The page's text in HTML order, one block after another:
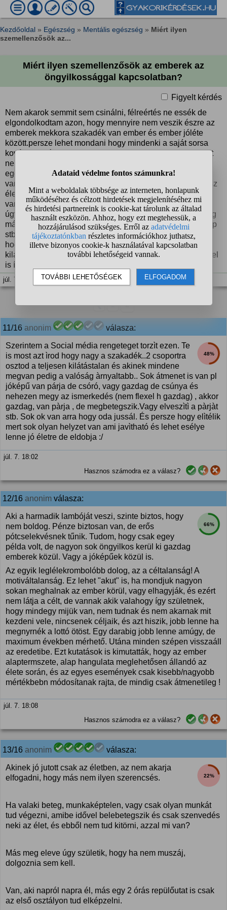
Kezdőoldal » Egészség » Mentális egészség » Miért ilyen
szemellenzősök az...
Miért ilyen szemellenzősök az emberek az
öngyilkossággal kapcsolatban?
Figyelt kérdés
Nem akarok semmit sem csinálni, félreértés ne essék de
elgondolkodtam azon, hogy mennyire nem veszik észre az
emberek mekkora szakadék van ember és ember jóléte
között.persze lehet mondani hogy mindenki a saját sorsa
kovácsa, azért valljuk be van akinek csak megszületni volt
nehéz.jómódú család, jóképű,párja van, barátai,
egészséges (ja persze, lehet mondani hogy mindenkinek
van baja,a szint nagyon nem ugyanaz).van aki pedig egész
életében nyomorog, halmozottan hátrányos helyzetben
van,nyűglődik egész nyomorult életében.mégis ha utóbbi
úgy dönt, hogy neki ez nem élet,jönnek azzal, hogy bezzeg
más meg szeretne élni,meg értékelné az életet,az élet szép
stb.miért ilyen képmutatóak az emberek és veszik észre
hogy egyszerűen nem mindenki élete szép és rengeteg
kilátástalan sors van?miert kell még ezeket az embereket el
is ítélni?
júl. 7. 15:09
❮ 1 2
11/16 anonim válasza:
48%
Szerintem a Social média rengeteget torzìt ezen. Te
is most azt ìrod hogy nagy a szakadék..2 csoportra
osztod a teljesen kilátástalan és akinek mindene
megvan pedig a valóság àrnyaltabb.. Sok átmenet is van pl
jóképű van párja de csóró, vagy gazdag de csúnya és
nehezen megy az ismerkedés (nem flexel h gazdag) , akkor
gazdag, van pàrja , de megbetegszik.Vagy elveszìtì a pàrjàt
stb. Sok ok van arra hogy oda jussál. És persze hogy elìtélik
mert sok olyan helyzet van ami javìtható és lehet esélye
lenne jó életre de eldobja :/
júl. 7. 18:02
Hasznos számodra ez a válasz?
12/16 anonim válasza:
66%
Aki a harmadik lambóját veszi, szinte biztos, hogy
nem boldog. Pénze biztosan van, de erős
pótcselekvésnek tűnik. Tudom, hogy csak egey
példa volt, de nagyon sok öngyilkos kerül ki gazdag
emberek közül. Vagy a jóképűek közül is.
Az egyik leglélekrombolóbb dolog, az a céltalanság! A
motiváltalanság. Ez lehet "akut" is, ha mondjuk nagyon
sokan meghalnak az ember körül, vagy elhagyják, és ezért
nem látja a célt, de vannak akik valahogy így születnek,
hogy mindegy mijük van, nem tudnak és nem akarnak mit
kezdeni vele, nincsenek céljaik, és azt hiszik, jobb lenne ha
megnyrnék a lottó ötöst. Egy darabig jobb lenne amúgy, de
maximum években mérhető. Utána minden szépen visszaáll
az eredetibe. Ezt kutatások is kimutatták, hogy az ember
alaptermszete, alap hangulata meglehetősen állandó az
élete során, és az egyes események csak kisebb/nagyobb
mértékbebn módosítanak rajta, de mindig csak átmenetileg !
júl. 7. 18:08
Hasznos számodra ez a válasz?
13/16 anonim válasza:
22%
Akinek jó jutott csak az életben, az nem akarja
elfogadni, hogy más nem ilyen szerencsés.
Ha valaki beteg, munkaképtelen, vagy csak olyan munkát
tud végezni, amibe idővel belebetegszik és csak szenvedés
neki az élet, és ebből nem tud kitörni, azzal mi van?
Más meg eleve úgy születik, hogy ha nem muszáj,
dolgoznia sem kell.
Van, aki napról napra él, más egy 2 órás repülőutat is csak
az első osztályon tud elképzelni.